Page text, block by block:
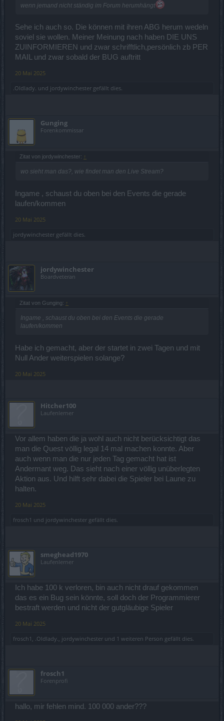
wenn jemand nicht ständig im Forum herumhängt
Sehe ich auch so. Die können mit ihren ABG herum wedeln
soviel sie wollen. Meiner Meinung nach haben DIE UNS
ZUINFORMIEREN und zwar schrifftlich,persönlich zb PER
MAIL und zwar sobald der BUG auftritt
20 Mai 2025
.Oldlady. und jordywinchester gefällt dies.
Gunging
Forenkommissar
Zitat von jordywinchester: ↑
wo sieht man das?, wie findet man den Live Stream?
Ingame , schaust du oben bei den Events die gerade
laufen/kommen
20 Mai 2025
jordywinchester gefällt dies.
jordywinchester
Boardveteran
Zitat von Gunging: ↑
Ingame , schaust du oben bei den Events die gerade
laufen/kommen
Habe ich gemacht, aber der startet in zwei Tagen und mit
Null Ander weiterspielen solange?
20 Mai 2025
Hitcher100
Laufenlerner
Vor allem haben die ja wohl auch nicht berücksichtigt das
man die Quest völlig legal 14 mal machen konnte. Aber
auch wenn man die nur jeden Tag gemacht hat ist
Andermant weg. Das sieht nach einer völlig unüberlegten
Aktion aus. Und hilft sehr dabei die Spieler bei Laune zu
halten.
20 Mai 2025
frosch1 und jordywinchester gefällt dies.
smeghead1970
Laufenlerner
Ich habe 100 k verloren, bin auch nicht drauf gekommen
das es ein Bug sein könnte, soll doch der Programmierer
bestraft werden und nicht der gutgläubige Spieler
20 Mai 2025
frosch1
.Oldlady. jordywinchester und 1 weiteren Person gefällt dies.
frosch1
Forenprofi
hallo, mir fehlen mind. 100 000 ander???